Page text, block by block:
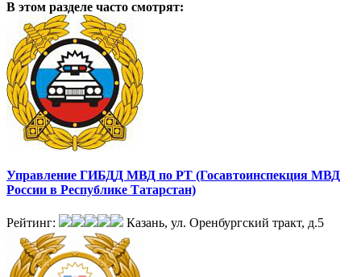
В этом разделе часто смотрят:
Управление ГИБДД МВД по РТ (Госавтоинспекция МВД
России в Республике Татарстан)
Рейтинг: Казань, ул. Оренбургский тракт, д.5